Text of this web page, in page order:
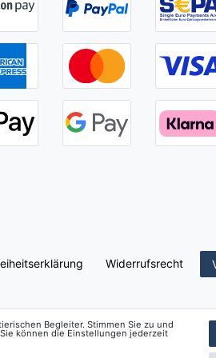
Widerrufs­recht
Begleiter. Stimmen Sie zu und
können die Einstellungen jederzeit